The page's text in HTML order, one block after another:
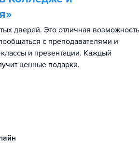
дверей. Это отличная возможность
с преподавателями и
классы и презентации. Каждый
ценные подарки.